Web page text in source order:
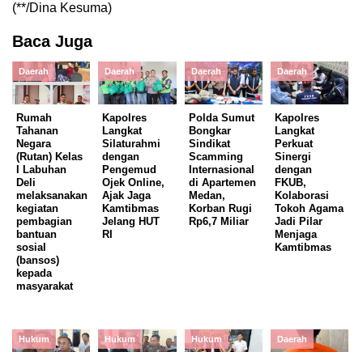
(**/Dina Kesuma)
Baca Juga
Daerah
Rumah
Tahanan
Negara
(Rutan) Kelas
I Labuhan
Deli
melaksanakan
kegiatan
pembagian
bantuan
sosial
(bansos)
kepada
masyarakat
Daerah
Kapolres
Langkat
Silaturahmi
dengan
Pengemud
Ojek Online,
Ajak Jaga
Kamtibmas
Jelang HUT
RI
Daerah
Polda Sumut
Bongkar
Sindikat
Scamming
Internasional
di Apartemen
Medan,
Korban Rugi
Rp6,7 Miliar
Daerah
Kapolres
Langkat
Perkuat
Sinergi
dengan
FKUB,
Kolaborasi
Tokoh Agama
Jadi Pilar
Menjaga
Kamtibmas
Hukum Hukum Hukum Daerah